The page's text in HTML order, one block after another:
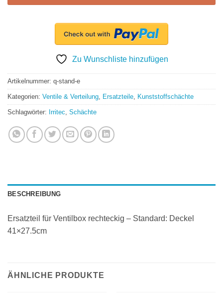
Zu Wunschliste hinzufügen
Artikelnummer: q-stand-e
Kategorien: Ventile & Verteilung, Ersatzteile, Kunststoffschächte
Schlagwörter: Irritec, Schächte
BESCHREIBUNG
Ersatzteil für Ventilbox rechteckig – Standard: Deckel
41×27.5cm
ÄHNLICHE PRODUKTE